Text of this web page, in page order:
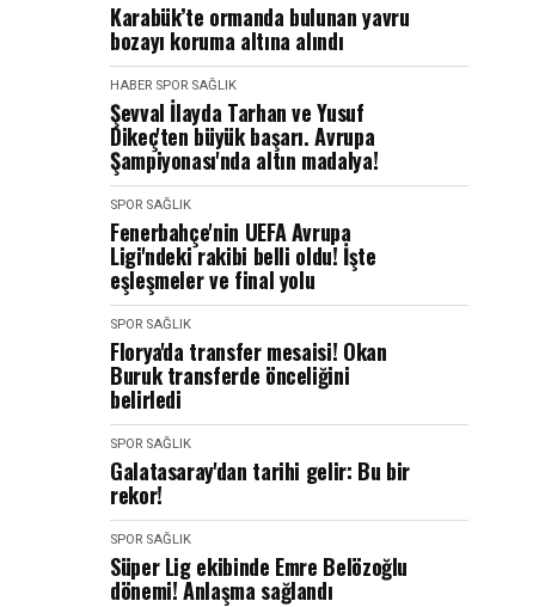
Karabük’te ormanda bulunan yavru
bozayı koruma altına alındı
HABER SPOR SAĞLIK
Şevval İlayda Tarhan ve Yusuf
Dikeç'ten büyük başarı. Avrupa
Şampiyonası'nda altın madalya!
SPOR SAĞLIK
Fenerbahçe'nin UEFA Avrupa
Ligi'ndeki rakibi belli oldu! İşte
eşleşmeler ve final yolu
SPOR SAĞLIK
Florya'da transfer mesaisi! Okan
Buruk transferde önceliğini
belirledi
SPOR SAĞLIK
Galatasaray'dan tarihi gelir: Bu bir
rekor!
SPOR SAĞLIK
Süper Lig ekibinde Emre Belözoğlu
dönemi! Anlaşma sağlandı